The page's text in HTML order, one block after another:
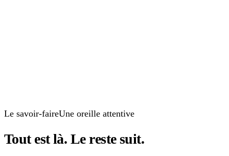
Le savoir-faireUne oreille attentive
Tout est là. Le reste suit.